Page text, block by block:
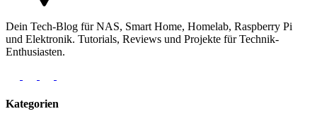
Dein Tech-Blog für NAS, Smart Home, Homelab, Raspberry Pi
und Elektronik. Tutorials, Reviews und Projekte für Technik-
Enthusiasten.
Kategorien